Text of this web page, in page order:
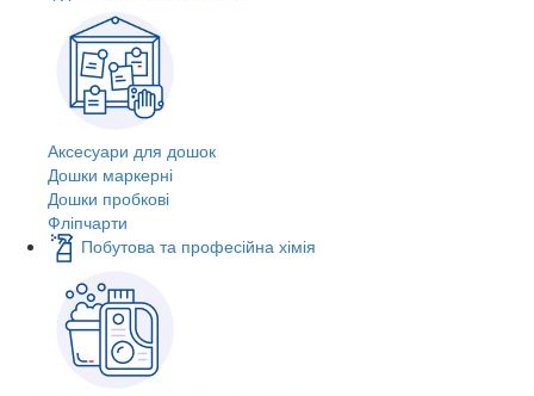
Аксесуари для дошок
Дошки маркерні
Дошки пробкові
Фліпчарти
Побутова та професійна хімія